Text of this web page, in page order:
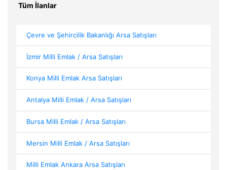
Tüm İlanlar
Çevre ve Şehircilik Bakanlığı Arsa Satışları
İzmir Milli Emlak / Arsa Satışları
Konya Milli Emlak Arsa Satışları
Antalya Milli Emlak / Arsa Satışları
Bursa Milli Emlak / Arsa Satışları
Mersin Milli Emlak / Arsa Satışları
Milli Emlak Ankara Arsa Satışları